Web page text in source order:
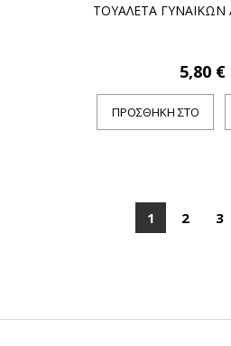
ΤΟΥΑΛΕΤΑ ΓΥΝΑΙΚΩΝ
5,80 €
ΠΡΟΣΘΉΚΗ ΣΤΟ
1 2 3